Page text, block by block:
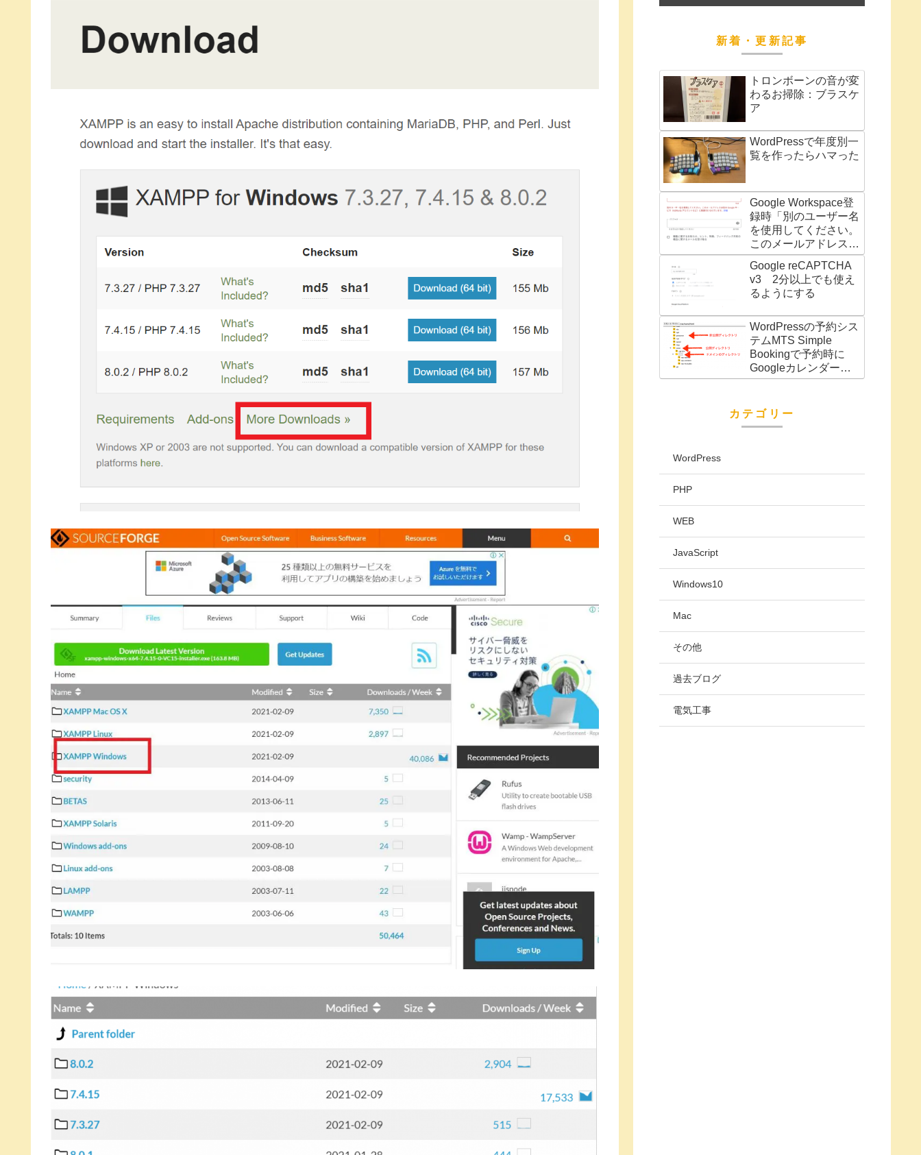
新着・更新記事
トロンボーンの音が変
わるお掃除：ブラスケ
ア
WordPressで年度別一
覧を作ったらハマった
Google Workspace登
録時「別のユーザー名
を使用してください。
このメールアドレスは
別の Google サービス
（AdWords アカウン
トなど）に関連付けら
れています」の対処法
Google reCAPTCHA
v3 2分以上でも使え
るようにする
WordPressの予約シス
テムMTS Simple
Bookingで予約時に
Googleカレンダーに
予定を自動で追加
カテゴリー
WordPress
PHP
WEB
JavaScript
Windows10
Mac
その他
過去ブログ
電気工事